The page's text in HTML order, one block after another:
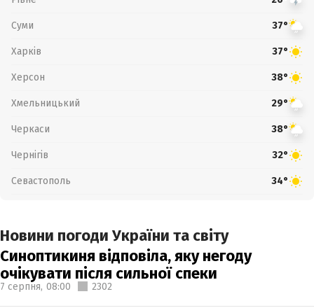
Суми 37°
Харків 37°
Херсон 38°
Хмельницький 29°
Черкаси 38°
Чернігів 32°
Севастополь 34°
Новини погоди України та світу
Синоптикиня відповіла, яку негоду
очікувати після сильної спеки
7 серпня, 08:00 2302